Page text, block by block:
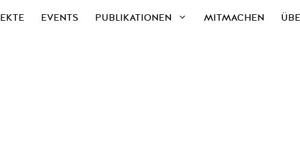
EVENTS PUBLIKATIONEN MITMACHEN